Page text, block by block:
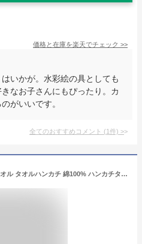
価格と在庫を楽天でチェック >>
いかが。水彩絵の具としても
なお子さんにもぴったり。カ
がいいです。
全てのおすすめコメント (1件) >
【送料無料】 マリオ ミニタオル タオルハンカチ 綿100% ハンカチタオル タオル ハンカチ ポケットタオル ハンドタオル おしぼり ジャガード 抗菌防臭加工 スーパーマリオ キャラクタータオル キャラクターグッズ ふわふわ かわいい おしゃれ